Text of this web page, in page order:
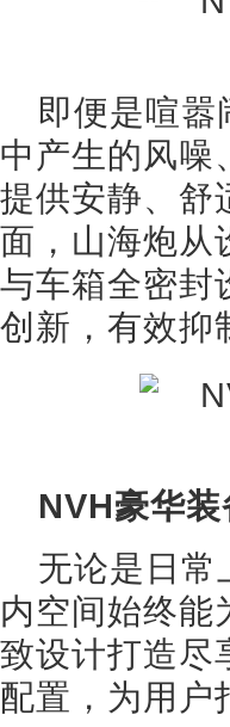
即便是喧嚣
中产生的风噪
提供安静、舒
面，山海炮从
与车箱全密封
创新，有效抑
NVH豪华
无论是日常
内空间始终能
致设计打造尽
配置，为用户